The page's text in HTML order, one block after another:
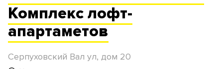
Комплекс лофт-
апартаметов
Серпуховский Вал ул, дом 20